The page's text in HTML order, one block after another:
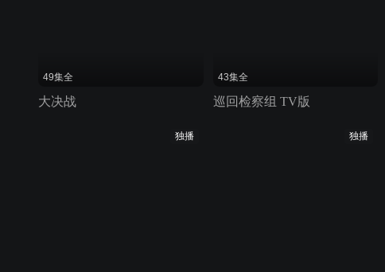
49集全
大决战
43集全
巡回检察组 TV版
独播 独播